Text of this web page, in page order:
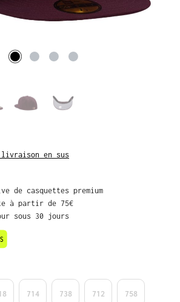
en sus
de casquettes premium
à partir de 75€
sous 30 jours
714 738 712 758